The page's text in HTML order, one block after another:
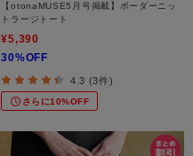
【otonaMUSE5月号掲載】ボーダーニッ
トラージトート
¥5,390
30%OFF
4.3 (3件)
さらに10%OFF